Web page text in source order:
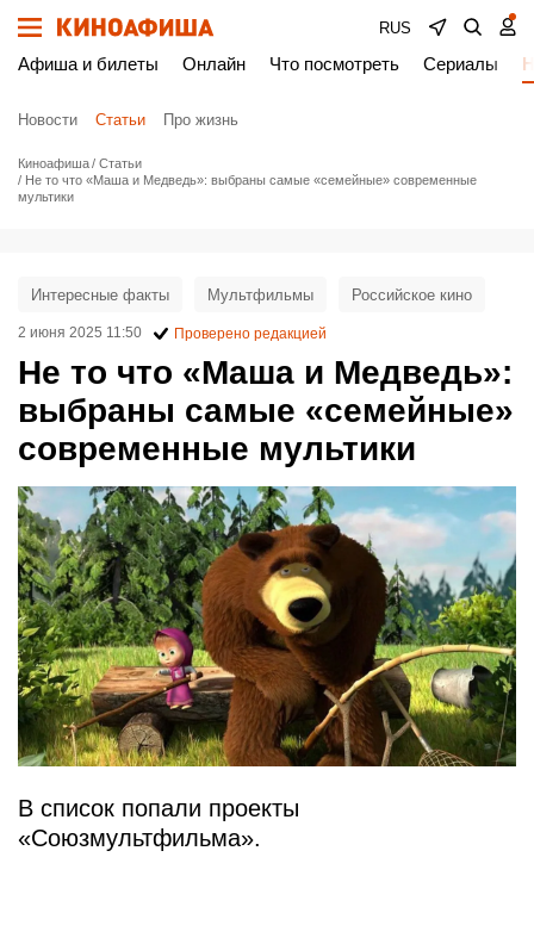
RUS
Афиша и билеты Онлайн Что посмотреть Сериалы
Новости Статьи Про жизнь
Киноафиша
Статьи
Не то что «Маша и Медведь»: выбраны самые «семейные» современные
мультики
Не то что «Маша и Медведь»:
выбраны самые «семейные»
современные мультики
Интересные факты Мультфильмы Российское кино
2 июня 2025 11:50 Проверено редакцией
В список попали проекты
«Союзмультфильма».